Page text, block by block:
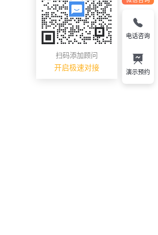
扫码添加顾问
开启极速对接
电话咨询
演示预约